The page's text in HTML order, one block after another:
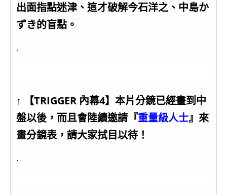
出面指點迷津、這才破解今石洋之、中島か
ずき的盲點。
.
↑ 【TRIGGER 內幕4】本片分鏡已經畫到中
盤以後，而且會陸續邀請『重量級人士』來
畫分鏡表，請大家拭目以待！
.